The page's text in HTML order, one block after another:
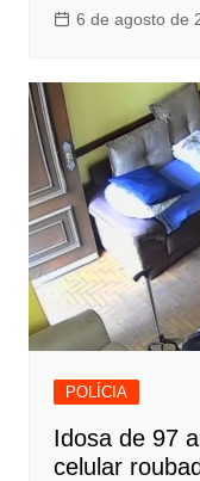
6 de agosto de
POLÍCIA
Idosa de 97
celular